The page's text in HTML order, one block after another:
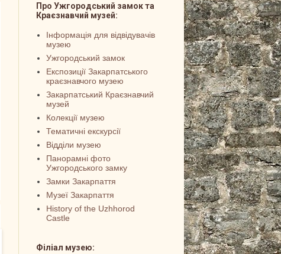
Про Ужгородський замок та
Краєзнавчий музей:
Інформація для відвідувачів
музею
Ужгородський замок
Експозиції Закарпатського
краєзнавчого музею
Закарпатський Краєзнавчий
музей
Колекції музею
Тематичні екскурсії
Відділи музею
Панорамні фото
Ужгородського замку
Замки Закарпаття
Музеї Закарпаття
History of the Uzhhorod
Castle
Філіал музею: